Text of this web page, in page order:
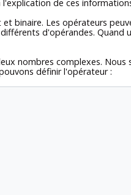
de ces
binaire. Les opérateurs
d'opérandes.
nombres complexes.
définir l'opérateur :